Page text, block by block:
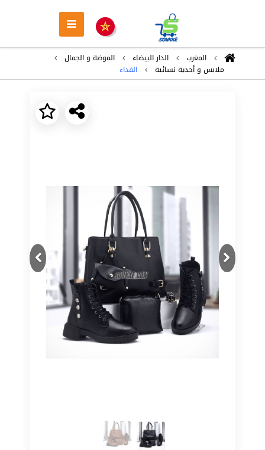
المغرب الدار البيضاء
الموضة و الجمال
ملابس و أحذية نسائية
الفداء
Previous
Next